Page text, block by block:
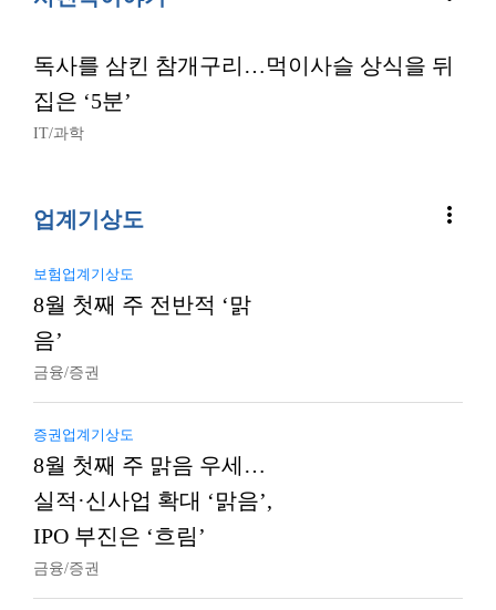
독사를 삼킨 참개구리…먹이사슬 상식을 뒤
집은 ‘5분’
IT/과학
업계기상도 more_vert
보험업계기상도
8월 첫째 주 전반적 ‘맑
음’
금융/증권
증권업계기상도
8월 첫째 주 맑음 우세…
실적·신사업 확대 ‘맑음’,
IPO 부진은 ‘흐림’
금융/증권